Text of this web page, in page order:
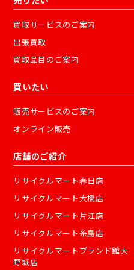
買取サービスのご案内
出張買取
買取品目のご案内
買いたい
販売サービスのご案内
オンライン販売
店舗のご紹介
リサイクルマート春日店
リサイクルマート大橋店
リサイクルマート片江店
リサイクルマート糸島店
リサイクルマートブランド館大
野城店